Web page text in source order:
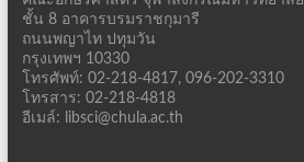
ชั้น 8 อาคารบรมราชกุมารี
ถนนพญาไท ปทุมวัน
กรุงเทพฯ 10330
โทรศัพท์: 02-218-4817, 096-202-3310
โทรสาร: 02-218-4818
อีเมล์: libsci@chula.ac.th